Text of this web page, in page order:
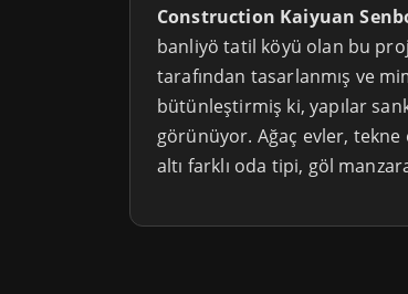
Construction Kaiyuan
banliyö tatil köyü olan bu
tarafından tasarlanmış ve
bütünleştirmiş ki, yapılar
görünüyor. Ağaç evler, tekne
altı farklı oda tipi, göl